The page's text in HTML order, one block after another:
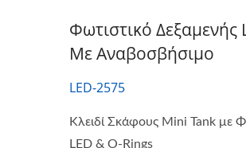
Φωτιστικό Δεξαμενής
Με Αναβοσβήσιμο
LED-2575
Κλειδί Σκάφους Mini Tank με
LED & O-Rings